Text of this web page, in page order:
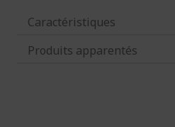
Caractéristiques
Produits apparentés